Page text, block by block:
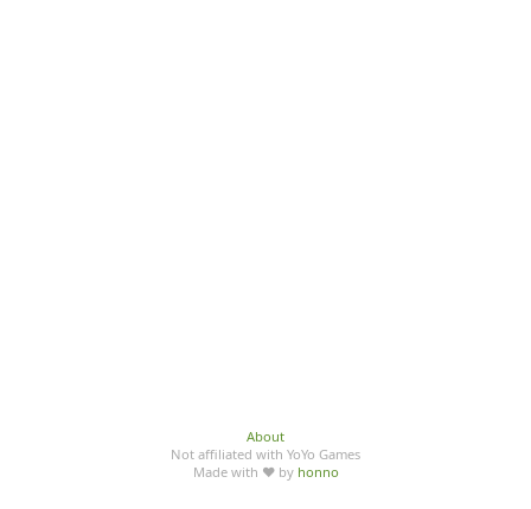
About
Not affiliated with YoYo Games
Made with ♥ by honno